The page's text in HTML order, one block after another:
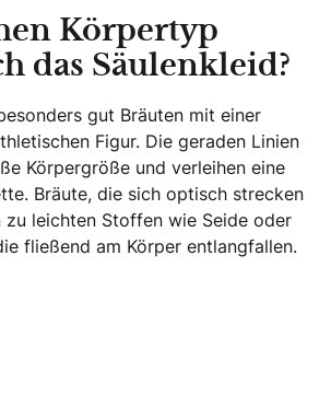
Körpertyp
das Säulenkleid?
gut Bräuten mit einer
Figur. Die geraden Linien
Körpergröße und verleihen eine
Bräute, die sich optisch strecken
zu leichten Stoffen wie Seide oder
fließend am Körper entlangfallen.